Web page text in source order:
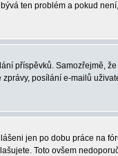
ten problém a pokud
příspěvků. Samozřejmě,
posílání e-mailů
jen po dobu práce na
Toto ovšem